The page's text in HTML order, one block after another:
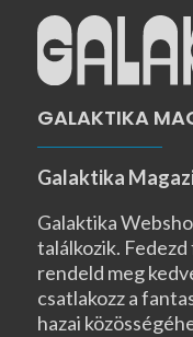
GALAKTIKA
Galaktika
Galaktika
találkozik.
rendeld meg
csatlakozz a
hazai